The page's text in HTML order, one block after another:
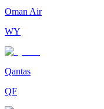
Oman Air
WY
Qantas
QF